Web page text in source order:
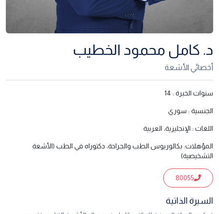
د. كامل محمود الخطيب
أخصائي الأشعة
سنوات الخبرة : 14
الجنسية : سوري
اللغات : الإنجليزية، العربية
المؤهلات: بكالوريوس الطب والجراحة، دكتوراه في الطب (الأشعة
التشخيصية)
80055
السيرة الذاتية